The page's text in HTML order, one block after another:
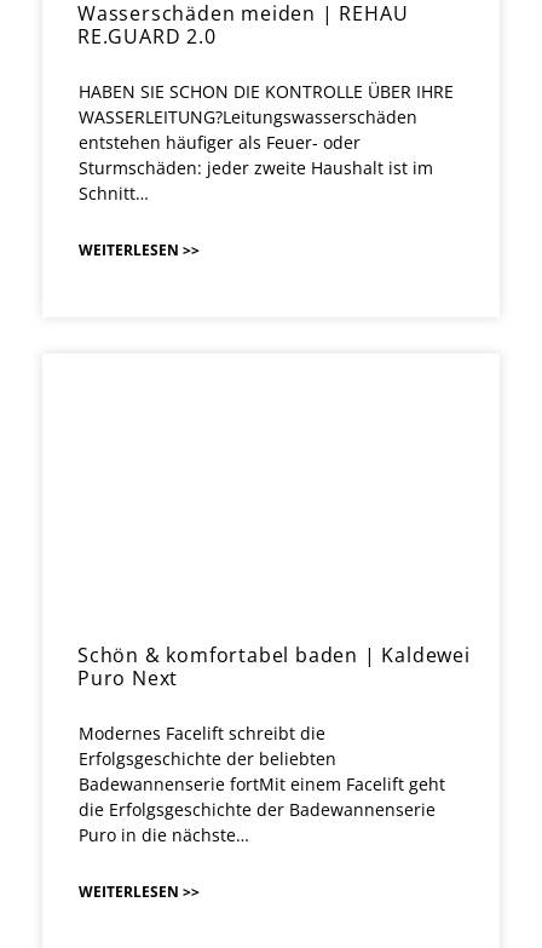
Wasserschäden meiden | REHAU
RE.GUARD 2.0
HABEN SIE SCHON DIE KONTROLLE ÜBER IHRE
WASSERLEITUNG?Leitungswasserschäden
entstehen häufiger als Feuer- oder
Sturmschäden: jeder zweite Haushalt ist im
Schnitt…
WEITERLESEN >>
Schön & komfortabel baden | Kaldewei
Puro Next
Modernes Facelift schreibt die
Erfolgsgeschichte der beliebten
Badewannenserie fortMit einem Facelift geht
die Erfolgsgeschichte der Badewannenserie
Puro in die nächste…
WEITERLESEN >>